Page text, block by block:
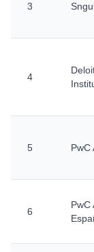
3
4
5 PwC
6
PwC